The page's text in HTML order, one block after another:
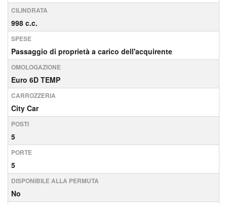
CILINDRATA
998 c.c.
SPESE
Passaggio di proprietà a carico dell'acquirente
OMOLOGAZIONE
Euro 6D TEMP
CARROZZERIA
City Car
POSTI
5
PORTE
5
DISPONIBILE ALLA PERMUTA
No